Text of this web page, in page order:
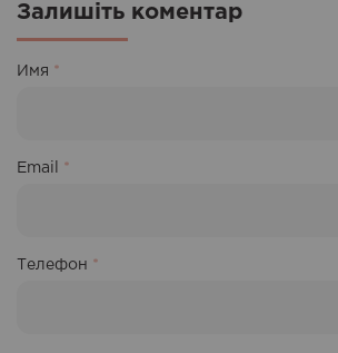
Залишіть коментар
Имя *
Email *
Телефон *